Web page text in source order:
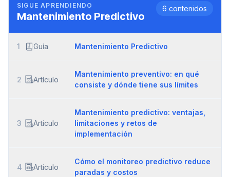
SIGUE APRENDIENDO
Mantenimiento Predictivo
6 contenidos
1 Guía Mantenimiento Predictivo
2 Artículo
Mantenimiento preventivo: en qué
consiste y dónde tiene sus límites
3 Artículo
Mantenimiento predictivo: ventajas,
limitaciones y retos de
implementación
4 Artículo
Cómo el monitoreo predictivo reduce
paradas y costos